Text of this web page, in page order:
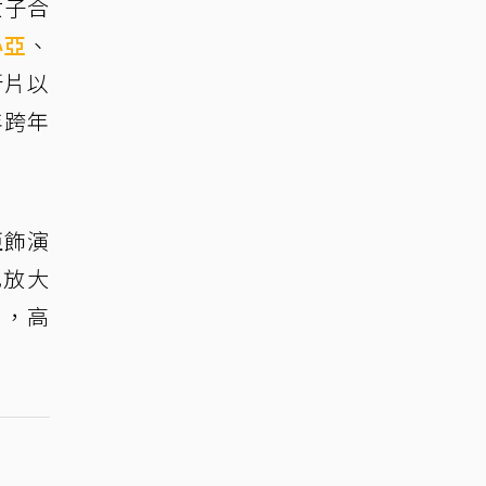
合
、
以
年
演
大
高